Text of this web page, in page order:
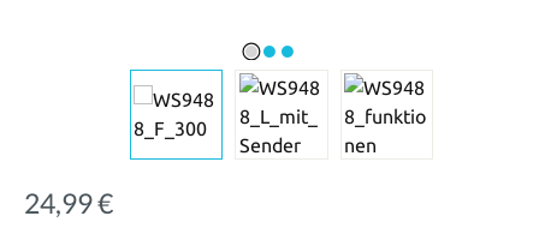
Regulärer Preis:
24,99 €